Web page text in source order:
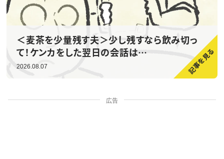
＜麦茶を少量残す夫＞少し残すなら飲み切っ
て！ケンカをした翌日の会話は…
2026.08.07
広告